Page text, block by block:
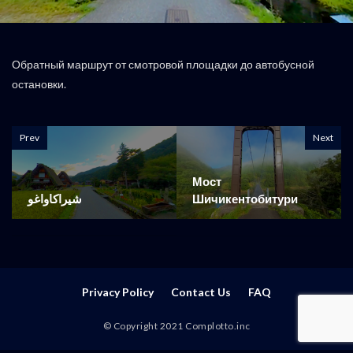
Обратный маршрут от смотровой площадки до автобусной
остановки.
Prev
شيراكاواغو
Next
Мост
Шичикентобитури
Privacy Policy Contact Us FAQ
© Copyright 2021 Complotto.inc